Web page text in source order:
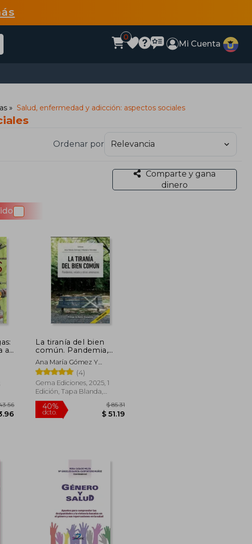
0
Mi Cuenta
Salud, enfermedad y adicción: aspectos sociales
Ordenar por
Comparte y gana
dinero
a
La tiranía del bien
común. Pandemia,
relato y otras
amenazas 2 edicion
Ana María Gómez Y
Mariana Morales (editoras),
(4)
Gema Ediciones, 2025, 1
Edición, Tapa Blanda,
Nuevo